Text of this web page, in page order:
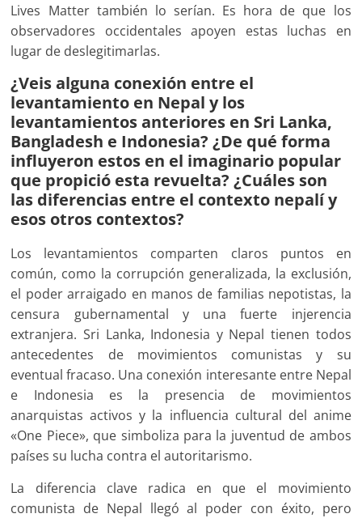
Lives Matter también lo serían. Es hora de que los
observadores occidentales apoyen estas luchas en
lugar de deslegitimarlas.
¿Veis alguna conexión entre el
levantamiento en Nepal y los
levantamientos anteriores en Sri Lanka,
Bangladesh e Indonesia? ¿De qué forma
influyeron estos en el imaginario popular
que propició esta revuelta? ¿Cuáles son
las diferencias entre el contexto nepalí y
esos otros contextos?
Los levantamientos comparten claros puntos en
común, como la corrupción generalizada, la exclusión,
el poder arraigado en manos de familias nepotistas, la
censura gubernamental y una fuerte injerencia
extranjera. Sri Lanka, Indonesia y Nepal tienen todos
antecedentes de movimientos comunistas y su
eventual fracaso. Una conexión interesante entre Nepal
e Indonesia es la presencia de movimientos
anarquistas activos y la influencia cultural del anime
«One Piece», que simboliza para la juventud de ambos
países su lucha contra el autoritarismo.
La diferencia clave radica en que el movimiento
comunista de Nepal llegó al poder con éxito, pero